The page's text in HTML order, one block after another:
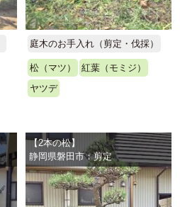
庭木のお手入れ（剪定・伐採）
松（マツ）
紅葉（モミジ）
ヤツデ
【2本の松】
静岡県磐田市：剪定